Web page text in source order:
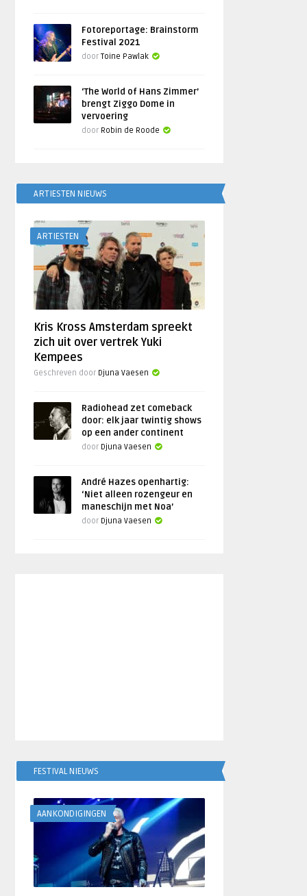
Fotoreportage: Brainstorm
Festival 2021
doorToine Pawlak
‘The World of Hans Zimmer’
brengt Ziggo Dome in
vervoering
door Robin de Roode
ARTIESTEN NIEUWS
ARTIESTEN
Kris Kross Amsterdam spreekt
zich uit over vertrek Yuki
Kempees
Geschreven door Djuna Vaesen
Radiohead zet comeback
door: elk jaar twintig shows
op een ander continent
door Djuna Vaesen
André Hazes openhartig:
‘Niet alleen rozengeur en
maneschijn met Noa’
door Djuna Vaesen
FESTIVAL NIEUWS
AANKONDIGINGEN